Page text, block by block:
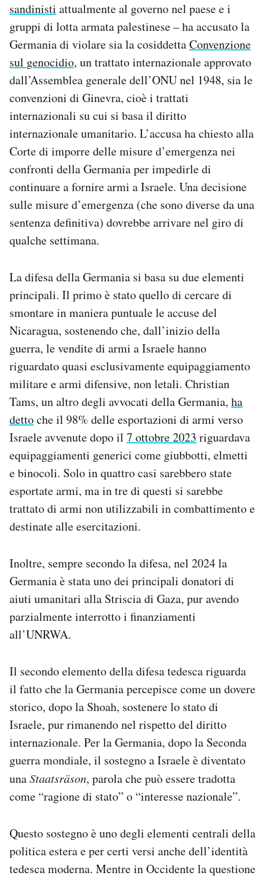
sandinisti attualmente al governo nel paese e i
gruppi di lotta armata palestinese – ha accusato la
Germania di violare sia la cosiddettaConvenzione
sul genocidio, un trattato internazionale approvato
dall’Assemblea generale dell’ONU nel 1948, sia le
convenzioni di Ginevra, cioè i trattati
internazionali su cui si basa il diritto
internazionale umanitario. L’accusa ha chiesto alla
Corte di imporre delle misure d’emergenza nei
confronti della Germania per impedirle di
continuare a fornire armi a Israele. Una decisione
sulle misure d’emergenza (che sono diverse da una
sentenza definitiva) dovrebbe arrivare nel giro di
qualche settimana.
La difesa della Germania si basa su due elementi
principali. Il primo è stato quello di cercare di
smontare in maniera puntuale le accuse del
Nicaragua, sostenendo che, dall’inizio della
guerra, le vendite di armi a Israele hanno
riguardato quasi esclusivamente equipaggiamento
militare e armi difensive, non letali. Christian
Tams, un altro degli avvocati della Germania, ha
dettoche il 98% delle esportazioni di armi verso
Israele avvenute dopo il 7 ottobre 2023 riguardava
equipaggiamenti generici come giubbotti, elmetti
e binocoli. Solo in quattro casi sarebbero state
esportate armi, ma in tre di questi si sarebbe
trattato di armi non utilizzabili in combattimento e
destinate alle esercitazioni.
Inoltre, sempre secondo la difesa, nel 2024 la
Germania è stata uno dei principali donatori di
aiuti umanitari alla Striscia di Gaza, pur avendo
parzialmente interrotto i finanziamenti
all’UNRWA.
Il secondo elemento della difesa tedesca riguarda
il fatto che la Germania percepisce come un dovere
storico, dopo la Shoah, sostenere lo stato di
Israele, pur rimanendo nel rispetto del diritto
internazionale. Per la Germania, dopo la Seconda
guerra mondiale, il sostegno a Israele è diventato
unaStaatsräson, parola che può essere tradotta
come “ragione di stato” o “interesse nazionale”.
Questo sostegno è uno degli elementi centrali della
politica estera e per certi versi anche dell’identità
tedesca moderna. Mentre in Occidente la questione